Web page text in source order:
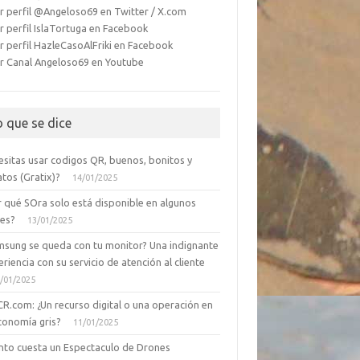
perfil @Angeloso69 en Twitter / X.com
perfil IslaTortuga en Facebook
perfil HazleCasoAlFriki en Facebook
Canal Angeloso69 en Youtube
que se dice
usar codigos QR, buenos, bonitos y
(Gratix)?
14/01/2025
qué SOra solo está disponible en algunos
13/01/2025
se queda con tu monitor? Una indignante
con su servicio de atención al cliente
01/2025
¿Un recurso digital o una operación en
gris?
11/01/2025
cuesta un Espectaculo de Drones